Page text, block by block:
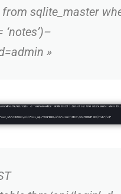
sqlite_master
»